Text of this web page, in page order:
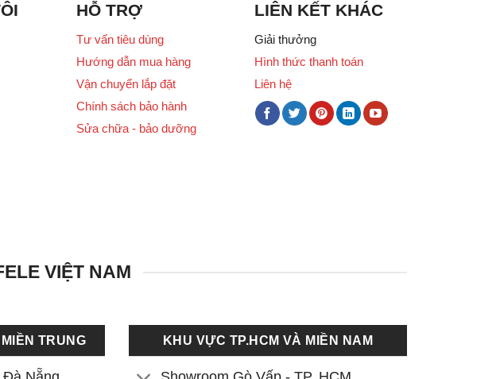
HỖ TRỢ
Tư vấn tiêu dùng
Hướng dẫn mua hàng
Vận chuyển lắp đặt
Chính sách bảo hành
Sửa chữa - bảo dưỡng
LIÊN KẾT KHÁC
Giải thưởng
Hình thức thanh toán
Liên hệ
VIỆT NAM
TRUNG KHU VỰC TP.HCM VÀ MIỀN NAM